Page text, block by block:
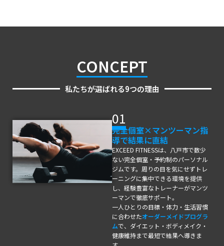
CONCEPT
私たちが選ばれる9つの理由
01
完全個室×マンツーマン指
導で結果に直結
EXCEED FITNESSは、八戸市で数少
ない完全個室・予約制のパーソナル
ジムです。周りの目を気にせずトレ
ーニングに集中できる環境を提供
し、経験豊富なトレーナーがマンツ
ーマンで徹底サポート。
一人ひとりの目標・体力・生活習慣
に合わせたオーダーメイドプログラ
ムで、ダイエット・ボディメイク・
健康維持まで最短で結果へ導きま